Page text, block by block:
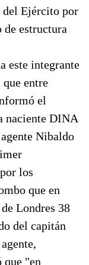
del Ejército por
estructura
este integrante
entre
el
naciente DINA
Nibaldo
los
que en
Londres 38
del capitán
que "en